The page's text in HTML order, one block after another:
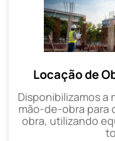
Locação de
Disponibilizamos a
mão-de-obra para
obra, utilizando